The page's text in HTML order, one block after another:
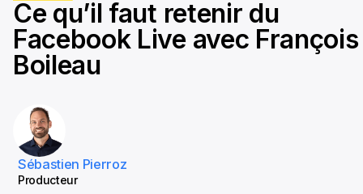
seconds
Ce qu’il faut retenir du
Facebook Live avec François
Boileau
Sébastien Pierroz
Producteur